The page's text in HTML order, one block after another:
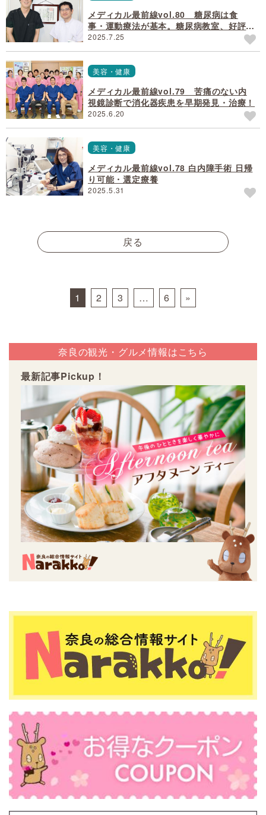
メディカル最前線vol.80 糖尿病は食
事・運動療法が基本。糖尿病教室、好評開
催中！
2025.7.25
美容・健康
メディカル最前線vol.79 苦痛のない内
視鏡診断で消化器疾患を早期発見・治療！
2025.6.20
美容・健康
メディカル最前線vol.78 白内障手術 日帰
り可能・選定療養
2025.5.31
戻る
Posts navigation
1 2 3 … 6 »
奈良の観光・グルメ情報はこちら
最新記事Pickup！